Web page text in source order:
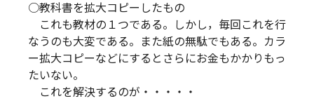
○教科書を拡大コピーしたもの
これも教材の１つである。しかし，毎回これを行
なうのも大変である。また紙の無駄でもある。カラ
ー拡大コピーなどにするとさらにお金もかかりもっ
たいない。
これを解決するのが・・・・・